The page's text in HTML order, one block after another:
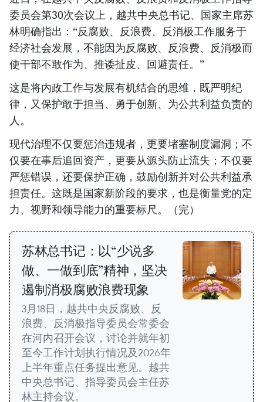
委员会第30次会议上，越共中央总书记、国家主席苏
林明确指出：“反腐败、反浪费、反消极工作服务于
经济社会发展，不能因为反腐败、反浪费、反消极而
使干部不敢作为、推诿扯皮、回避责任。”
这是将内政工作与发展有机结合的思维，既严明纪
律，又保护敢于担当、勇于创新、为公共利益负责的
人。
现代治理不仅要惩治违规者，更要堵塞制度漏洞；不
仅要在事后追回资产，更要从源头防止流失；不仅要
严惩错误，还要保护正确，鼓励创新并对公共利益承
担责任。这既是国家新阶段的要求，也是衡量党的定
力、视野和领导能力的重要标尺。（完）
苏林总书记：以“少说多
做、一做到底”精神，坚决
遏制消极腐败浪费现象
3月18日，越共中央反腐败、反
浪费、反消极指导委员会常委会
在河内召开会议，讨论并就年初
至今工作计划执行情况及2026年
上半年重点任务提出意见。越共
中央总书记、指导委员会主任苏
林主持会议。